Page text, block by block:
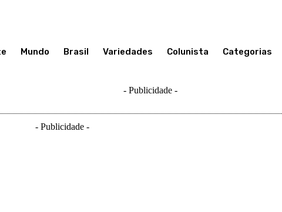
Mundo Brasil Variedades Colunista Categorias
- Publicidade -
- Publicidade -